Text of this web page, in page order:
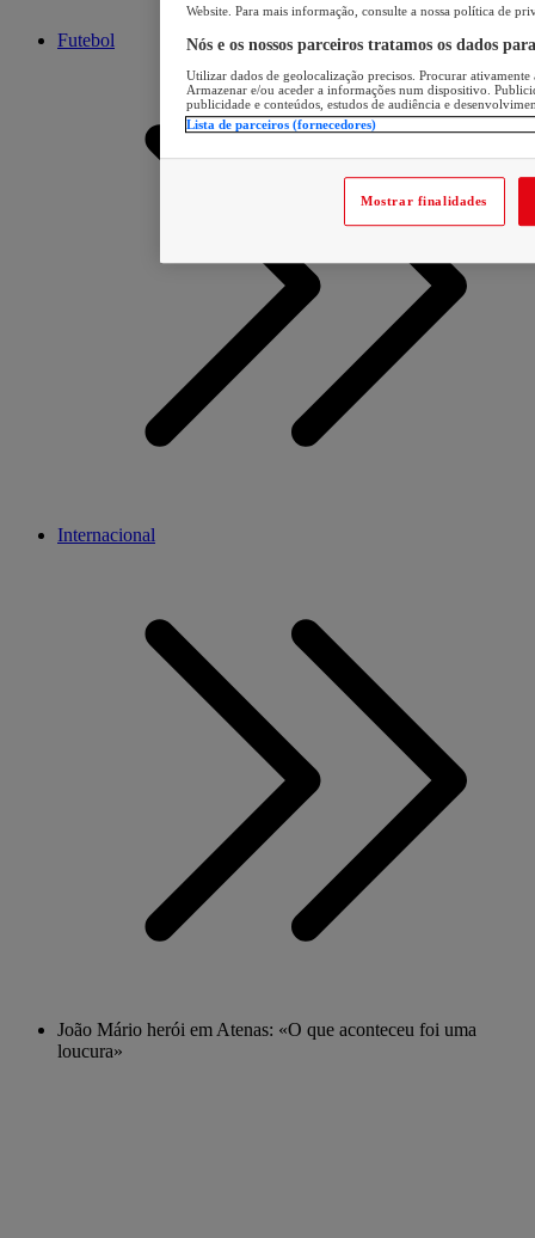
Futebol
Internacional
João Mário herói em Atenas: «O que aconteceu foi uma
loucura»
Website. Para mais informação, consulte a nossa política de
Nós e os nossos parceiros tratamos os dados
Utilizar dados de geolocalização precisos. Procurar
Armazenar e/ou aceder a informações num dispositivo.
publicidade e conteúdos, estudos de audiência e
Lista de parceiros (fornecedores)
Mostrar finalidades